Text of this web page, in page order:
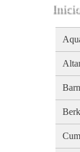
Inicio